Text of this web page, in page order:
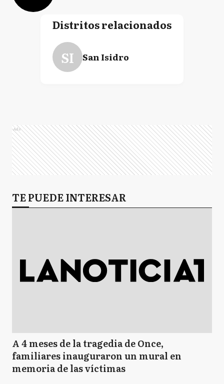
Distritos relacionados
SI San Isidro
Ads
TE PUEDE INTERESAR
A 4 meses de la tragedia de Once,
familiares inauguraron un mural en
memoria de las víctimas